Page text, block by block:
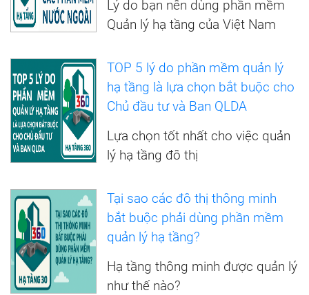
Lý do bạn nên dùng phần mềm
Quản lý hạ tầng của Việt Nam
TOP 5 lý do phần mềm quản lý
hạ tầng là lựa chọn bắt buộc cho
Chủ đầu tư và Ban QLDA
Lựa chọn tốt nhất cho việc quản
lý hạ tầng đô thị
Tại sao các đô thị thông minh
bắt buộc phải dùng phần mềm
quản lý hạ tầng?
Hạ tầng thông minh được quản lý
như thế nào?